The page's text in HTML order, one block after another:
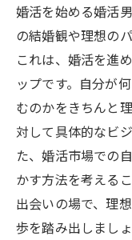
成功する
東京都の
婚活にお
東京都
婚活を成
自己成長
成功する婚活
ぶ
東京都の
婚活を始める婚活
の結婚観や理想の
これは、婚活を進
ップです。自分が
むのかをきちんと
対して具体的なビ
た、婚活市場での
かす方法を考える
出会いの場で、理
歩を踏み出しましょ